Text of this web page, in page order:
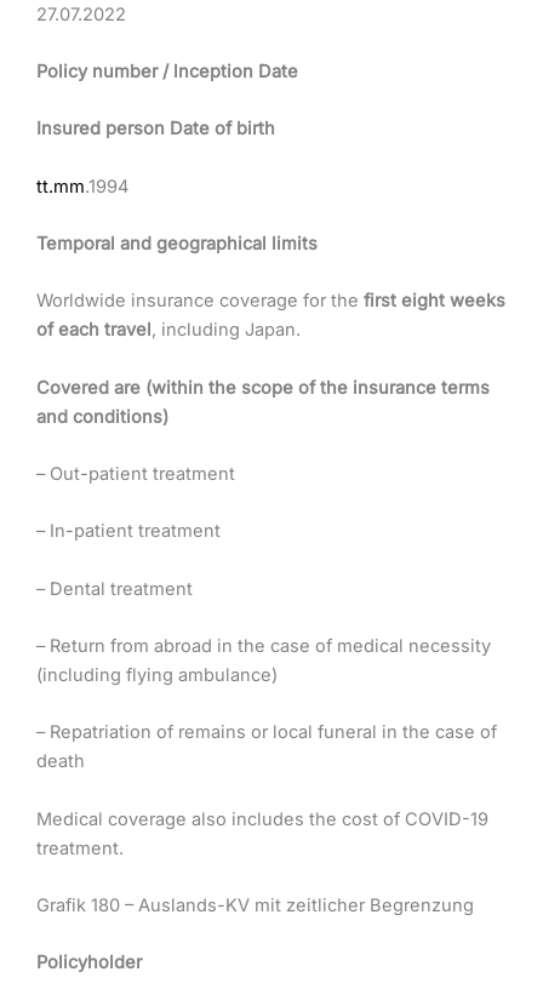
27.07.2022
Policy number / lnception Date
Insured person Date of birth
tt.mm.1994
Temporal and geographical limits
Worldwide insurance coverage for the first eight weeks
of each travel, including Japan.
Covered are (within the scope of the insurance terms
and conditions)
– Out-patient treatment
– In-patient treatment
– Dental treatment
– Return from abroad in the case of medical necessity
(including flying ambulance)
– Repatriation of remains or local funeral in the case of
death
Medical coverage also includes the cost of COVID-19
treatment.
Grafik 180 – Auslands-KV mit zeitlicher Begrenzung
Policyholder